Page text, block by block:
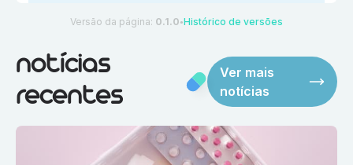
Versão da página: 0.1.0 ●Histórico de versões
notícias
recentes
Ver mais
notícias